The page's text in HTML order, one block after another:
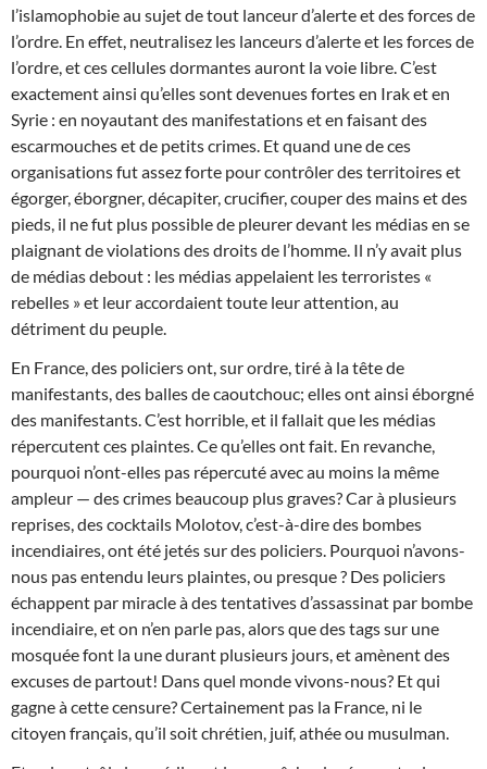
l’islamophobie au sujet de tout lanceur d’alerte et des forces de
l’ordre. En effet, neutralisez les lanceurs d’alerte et les forces de
l’ordre, et ces cellules dormantes auront la voie libre. C’est
exactement ainsi qu’elles sont devenues fortes en Irak et en
Syrie : en noyautant des manifestations et en faisant des
escarmouches et de petits crimes. Et quand une de ces
organisations fut assez forte pour contrôler des territoires et
égorger, éborgner, décapiter, crucifier, couper des mains et des
pieds, il ne fut plus possible de pleurer devant les médias en se
plaignant de violations des droits de l’homme. Il n’y avait plus
de médias debout : les médias appelaient les terroristes «
rebelles » et leur accordaient toute leur attention, au
détriment du peuple.
En France, des policiers ont, sur ordre, tiré à la tête de
manifestants, des balles de caoutchouc; elles ont ainsi éborgné
des manifestants. C’est horrible, et il fallait que les médias
répercutent ces plaintes. Ce qu’elles ont fait. En revanche,
pourquoi n’ont-elles pas répercuté avec au moins la même
ampleur — des crimes beaucoup plus graves? Car à plusieurs
reprises, des cocktails Molotov, c’est-à-dire des bombes
incendiaires, ont été jetés sur des policiers. Pourquoi n’avons-
nous pas entendu leurs plaintes, ou presque ? Des policiers
échappent par miracle à des tentatives d’assassinat par bombe
incendiaire, et on n’en parle pas, alors que des tags sur une
mosquée font la une durant plusieurs jours, et amènent des
excuses de partout! Dans quel monde vivons-nous? Et qui
gagne à cette censure? Certainement pas la France, ni le
citoyen français, qu’il soit chrétien, juif, athée ou musulman.